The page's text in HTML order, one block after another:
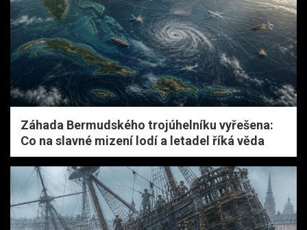
Záhada Bermudského trojúhelníku vyřešena:
Co na slavné mizení lodí a letadel říká věda